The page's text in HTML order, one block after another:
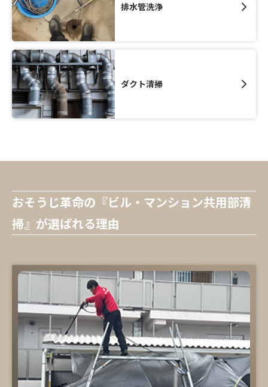
排水管洗浄
ダクト清掃
おそうじ革命の『ビル・マンション共用部清
掃』が選ばれる理由